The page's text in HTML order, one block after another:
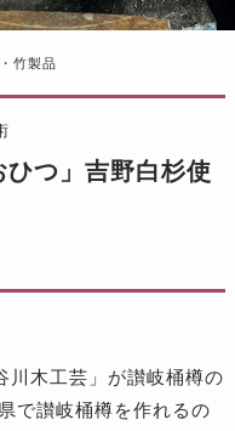
竹製品
つ」吉野白杉使
川木工芸」が讃岐桶樽の
で讃岐桶樽を作れるの